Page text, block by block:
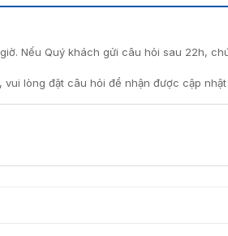
Nếu Quý khách gửi câu hỏi sau 22h,
lòng đặt câu hỏi để nhận được cập nhật